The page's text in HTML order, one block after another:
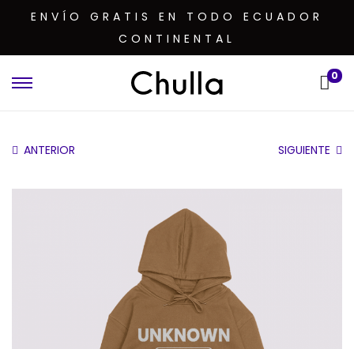
ENVÍO GRATIS EN TODO ECUADOR
CONTINENTAL
0
ANTERIOR SIGUIENTE